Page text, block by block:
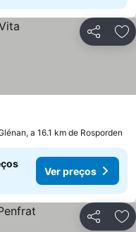
Partilhar
a 16.1 km de Rosporden
Ver preços
Partilhar